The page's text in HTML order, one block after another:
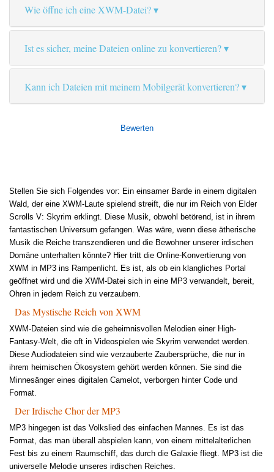
Wie öffne ich eine XWM-Datei?
Ist es sicher, meine Dateien online zu konvertieren?
Kann ich Dateien mit meinem Mobilgerät konvertieren?
Bewerten
Stellen Sie sich Folgendes vor: Ein einsamer Barde in einem digitalen
Wald, der eine XWM-Laute spielend streift, die nur im Reich von Elder
Scrolls V: Skyrim erklingt. Diese Musik, obwohl betörend, ist in ihrem
fantastischen Universum gefangen. Was wäre, wenn diese ätherische
Musik die Reiche transzendieren und die Bewohner unserer irdischen
Domäne unterhalten könnte? Hier tritt die Online-Konvertierung von
XWM in MP3 ins Rampenlicht. Es ist, als ob ein klangliches Portal
geöffnet wird und die XWM-Datei sich in eine MP3 verwandelt, bereit,
Ohren in jedem Reich zu verzaubern.
Das Mystische Reich von XWM
XWM-Dateien sind wie die geheimnisvollen Melodien einer High-
Fantasy-Welt, die oft in Videospielen wie Skyrim verwendet werden.
Diese Audiodateien sind wie verzauberte Zaubersprüche, die nur in
ihrem heimischen Ökosystem gehört werden können. Sie sind die
Minnesänger eines digitalen Camelot, verborgen hinter Code und
Format.
Der Irdische Chor der MP3
MP3 hingegen ist das Volkslied des einfachen Mannes. Es ist das
Format, das man überall abspielen kann, von einem mittelalterlichen
Fest bis zu einem Raumschiff, das durch die Galaxie fliegt. MP3 ist die
universelle Melodie unseres irdischen Reiches.